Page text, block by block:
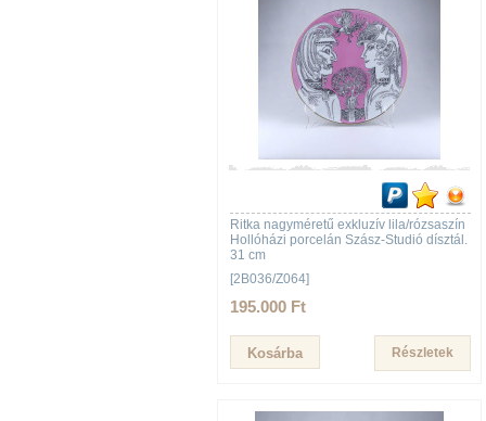
Ritka nagyméretű exkluzív lila/rózsaszín
Hollóházi porcelán Szász-Studió dísztál.
31 cm
[2B036/Z064]
195.000 Ft
Részletek